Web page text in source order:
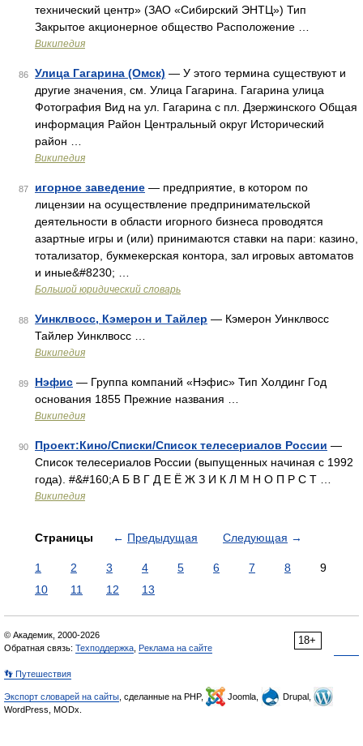
технический центр» (ЗАО «Сибирский ЭНТЦ») Тип
Закрытое акционерное общество Расположение …
Википедия
86 Улица Гагарина (Омск) — У этого термина существуют и
другие значения, см. Улица Гагарина. Гагарина улица
Фотография Вид на ул. Гагарина с пл. Дзержинского Общая
информация Район Центральный округ Исторический
район …
Википедия
87 игорное заведение — предприятие, в котором по
лицензии на осуществление предпринимательской
деятельности в области игорного бизнеса проводятся
азартные игры и (или) принимаются ставки на пари: казино,
тотализатор, букмекерская контора, зал игровых автоматов
и иные&#8230; …
Большой юридический словарь
88 Уинклвосс, Кэмерон и Тайлер — Кэмерон Уинклвосс
Тайлер Уинклвосс …
Википедия
89 Нэфис — Группа компаний «Нэфис» Тип Холдинг Год
основания 1855 Прежние названия …
Википедия
90 Проект:Кино/Списки/Список телесериалов России —
Список телесериалов России (выпущенных начиная с 1992
года). #&#160;А Б В Г Д Е Ё Ж З И К Л М Н О П Р С Т …
Википедия
Страницы ← Предыдущая Следующая →
1 2 3 4 5 6 7 8
9
10
11 12 13
18+
© Академик, 2000-2026
Обратная связь: Техподдержка Реклама на сайте
👣 Путешествия
Экспорт словарей на сайты , сделанные на PHP, Joomla,
Drupal,
WordPress, MODx.